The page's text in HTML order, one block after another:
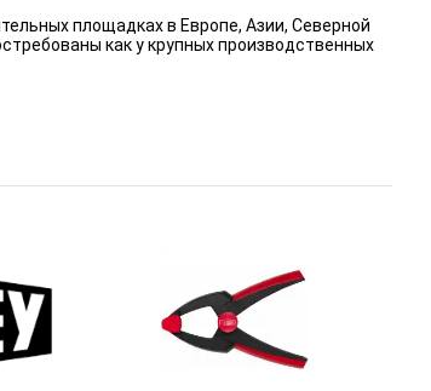
площадках в Европе, Азии, Северной
как у крупных производственных